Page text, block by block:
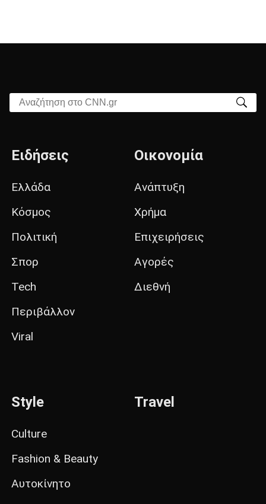
Αναζήτηση στο CNN.gr
Ειδήσεις
Ελλάδα
Κόσμος
Πολιτική
Σπορ
Tech
Περιβάλλον
Viral
Οικονομία
Ανάπτυξη
Χρήμα
Επιχειρήσεις
Αγορές
Διεθνή
Style
Culture
Fashion & Beauty
Αυτοκίνητο
Travel